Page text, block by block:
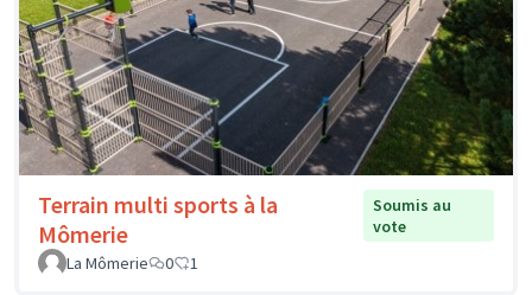
Terrain multi sports à la
Mômerie
Soumis au
vote
La Mômerie
0 1